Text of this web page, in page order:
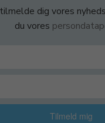
dig vores
du vores
Tilmeld mig